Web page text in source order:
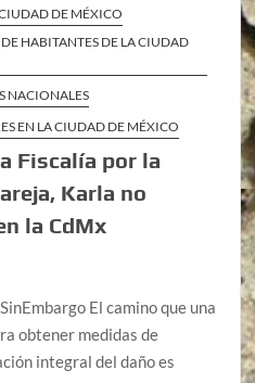
DE MÉXICO
HABITANTES DE LA CIUDAD
NACIONALES
EN LA CIUDAD DE MÉXICO
Fiscalía por la
Karla no
la CdMx
El camino que una
obtener medidas de
integral del daño es